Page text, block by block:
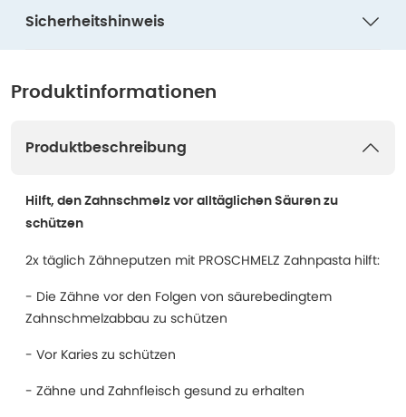
Sicherheitshinweis
Produktinformationen
Produktbeschreibung
Hilft, den Zahnschmelz vor alltäglichen Säuren zu
schützen
2x täglich Zähneputzen mit PROSCHMELZ Zahnpasta hilft:
- Die Zähne vor den Folgen von säurebedingtem
Zahnschmelzabbau zu schützen
- Vor Karies zu schützen
- Zähne und Zahnfleisch gesund zu erhalten